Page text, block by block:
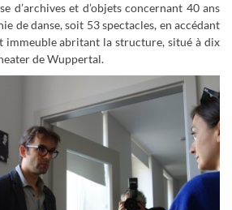
d’archives et d’objets concernant 40 ans
de danse, soit 53 spectacles, en accédant
immeuble abritant la structure, situé à dix
de Wuppertal.